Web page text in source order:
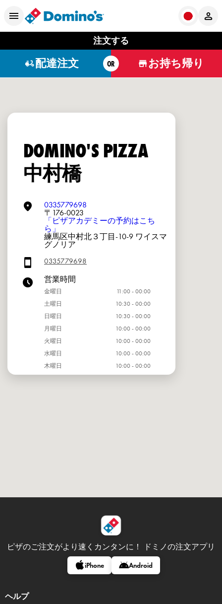
注文する
配達注文 OR お持ち帰り
DOMINO'S PIZZA
中村橋
0335779698
〒176-0023
「ピザアカデミーの予約はこち
ら」
練馬区中村北３丁目-10-9 ワイスマ
グノリア
0335779698
営業時間
金曜日
11:00 - 00:00
土曜日
10:30 - 00:00
日曜日
10:30 - 00:00
月曜日
10:00 - 00:00
火曜日
10:00 - 00:00
水曜日
10:00 - 00:00
木曜日
10:00 - 00:00
ピザのご注文がより速くカンタンに！ ドミノの注文アプリ
iPhone Android
ヘルプ